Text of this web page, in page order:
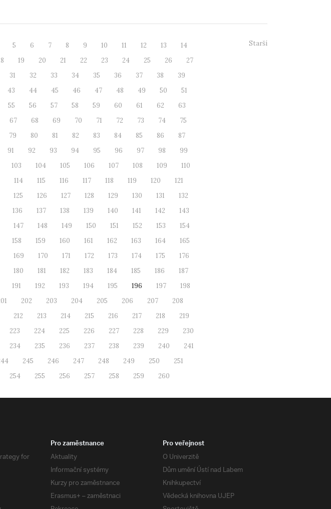
5 6 7 8 9 10 11 12 13
14
19 20 21 22 23 24 25 26
27
31 32 33 34 35 36 37 38
39
43 44 45 46 47 48 49 50
51
55 56 57 58 59 60 61 62
63
67 68 69 70 71 72 73 74
75
79 80 81 82 83 84 85 86
87
91 92 93 94 95 96 97 98
99
103 104 105 106 107 108 109
110
114 115 116 117 118 119 120
121
125 126 127 128 129 130 131
132
136 137 138 139 140 141 142
143
147 148 149 150 151 152 153
154
158 159 160 161 162 163 164
165
169 170 171 172 173 174 175
176
180 181 182 183 184 185 186
187
191 192 193 194 195 196 197
198
202 203 204 205 206 207
208
212 213 214 215 216 217 218
219
223 224 225 226 227 228 229
230
234 235 236 237 238 239 240
241
245 246 247 248 249 250
251
254 255 256 257 258 259 260
Starší
for
Pro zaměstnance
Aktuality
Informační systémy
Kurzy pro zaměstnance
Erasmus+ – zaměstnaci
Pro veřejnost
O Univerzitě
Dům umění Ústí nad Labem
Knihkupectví
Vědecká knihovna UJEP